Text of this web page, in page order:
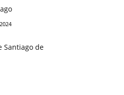
Santiago de